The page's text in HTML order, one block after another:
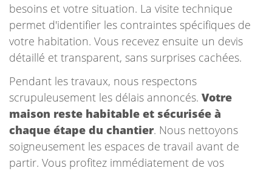
besoins et votre situation. La visite technique
permet d'identifier les contraintes spécifiques de
votre habitation. Vous recevez ensuite un devis
détaillé et transparent, sans surprises cachées.
Pendant les travaux, nous respectons
scrupuleusement les délais annoncés. Votre
maison reste habitable et sécurisée à
chaque étape du chantier. Nous nettoyons
soigneusement les espaces de travail avant de
partir. Vous profitez immédiatement de vos